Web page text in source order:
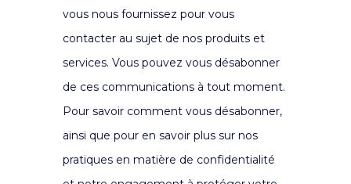
vous nous fournissez pour vous
contacter au sujet de nos produits et
services. Vous pouvez vous désabonner
de ces communications à tout moment.
Pour savoir comment vous désabonner,
ainsi que pour en savoir plus sur nos
pratiques en matière de confidentialité